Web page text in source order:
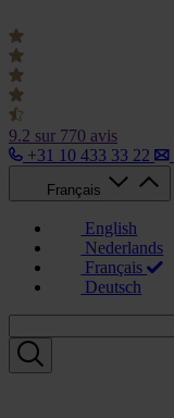
9.2 sur 770 avis
+31 10 433 33 22
Français
English
Nederlands
Français
Deutsch